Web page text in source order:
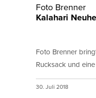
Foto Brenner
Kalahari
Foto Brenner
Rucksack und
30. Juli 2018